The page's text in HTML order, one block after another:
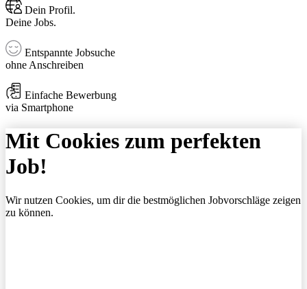
Dein Profil.
Deine Jobs.
Entspannte Jobsuche
ohne Anschreiben
Einfache Bewerbung
via Smartphone
Mit Cookies zum perfekten
Job!
Wir nutzen Cookies, um dir die bestmöglichen Jobvorschläge zeigen
zu können.